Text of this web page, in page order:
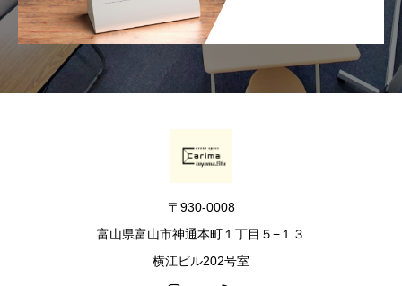
〒930-0008
富山県富山市神通本町１丁目５−１３
横江ビル202号室